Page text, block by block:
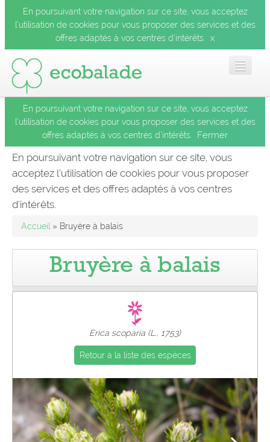
En poursuivant votre navigation sur ce site, vous acceptez
l’utilisation de cookies pour vous proposer des services et des
offres adaptés à vos centres d’intérêts.
x
Accueil
Les balades
Les espèces
Le blog
Pro
En poursuivant votre navigation sur ce site, vous acceptez
l’utilisation de cookies pour vous proposer des services et des
offres adaptés à vos centres d’intérêts.
Fermer
En poursuivant votre navigation sur ce site, vous
acceptez l’utilisation de cookies pour vous proposer
des services et des offres adaptés à vos centres
d’intérêts.
Accueil » Bruyère à balais
Bruyère à balais
Erica scoparia (L., 1753)
Retour à la liste des espèces